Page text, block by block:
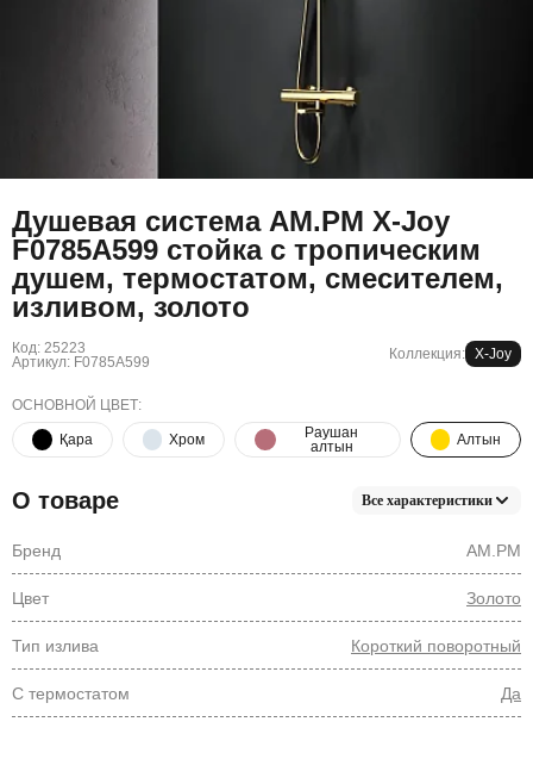
Душевая система AM.PM X-Joy
F0785A599 стойка с тропическим
душем, термостатом, смесителем,
изливом, золото
Код: 25223
Артикул: F0785A599
Коллекция: X-Joy
ОСНОВНОЙ ЦВЕТ:
Қара Хром
Раушан
алтын
Алтын
О товаре Все характеристики
Бренд AM.PM
Цвет Золото
Тип излива Короткий поворотный
С термостатом Да